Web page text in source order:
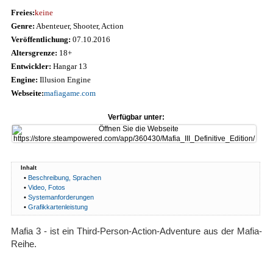
Freies:keine
Genre: Abenteuer, Shooter, Action
Veröffentlichung: 07.10.2016
Altersgrenze: 18+
Entwickler: Hangar 13
Engine: Illusion Engine
Webseite:mafiagame.com
Verfügbar unter:
Inhalt
• Beschreibung, Sprachen
•Video, Fotos
•Systemanforderungen
•Grafikkartenleistung
Mafia 3 - ist ein Third-Person-Action-Adventure aus der Mafia-
Reihe.